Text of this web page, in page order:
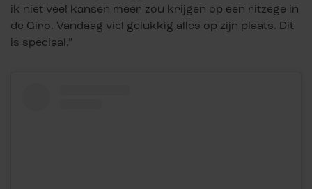
ik niet veel kansen meer zou krijgen op een ritzege in
de Giro. Vandaag viel gelukkig alles op zijn plaats. Dit
is speciaal.”